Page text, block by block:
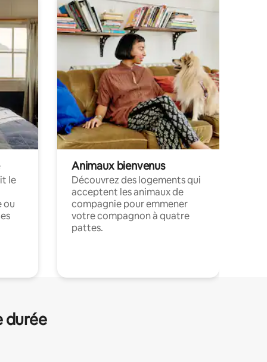
le
ou
Animaux bienvenus
Découvrez des logements qui
acceptent les animaux de
compagnie pour emmener
votre compagnon à quatre
pattes.
durée